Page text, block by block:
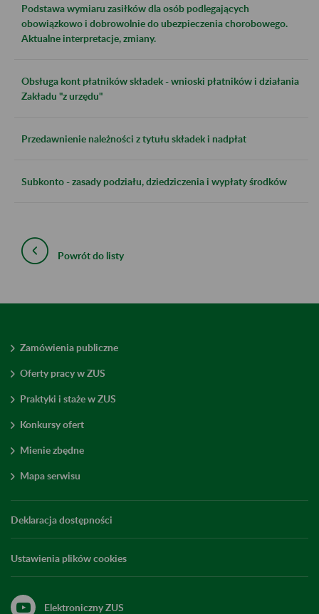
Podstawa wymiaru zasiłków dla osób podlegających
obowiązkowo i dobrowolnie do ubezpieczenia chorobowego.
Aktualne interpretacje, zmiany.
Obsługa kont płatników składek - wnioski płatników i działania
Zakładu "z urzędu"
Przedawnienie należności z tytułu składek i nadpłat
Subkonto - zasady podziału, dziedziczenia i wypłaty środków
Powrót do listy
Zamówienia publiczne
Oferty pracy w ZUS
Praktyki i staże w ZUS
Konkursy ofert
Mienie zbędne
Mapa serwisu
Deklaracja dostępności
Ustawienia plików cookies
Elektroniczny ZUS